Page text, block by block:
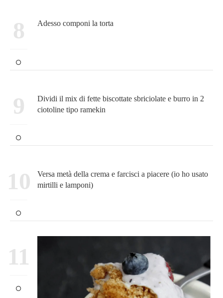
8 Adesso componi la torta
9
Dividi il mix di fette biscottate sbriciolate e burro in 2
ciotoline tipo ramekin
10
Versa metà della crema e farcisci a piacere (io ho usato
mirtilli e lamponi)
11